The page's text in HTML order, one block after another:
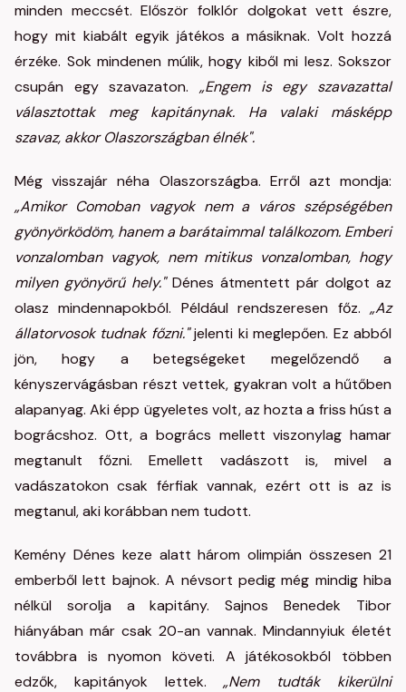
minden meccsét. Először folklór dolgokat vett észre,
hogy mit kiabált egyik játékos a másiknak. Volt hozzá
érzéke. Sok mindenen múlik, hogy kiből mi lesz. Sokszor
csupán egy szavazaton. „Engem is egy szavazattal
választottak meg kapitánynak. Ha valaki másképp
szavaz, akkor Olaszországban élnék".
Még visszajár néha Olaszországba. Erről azt mondja:
„Amikor Comoban vagyok nem a város szépségében
gyönyörködöm, hanem a barátaimmal találkozom. Emberi
vonzalomban vagyok, nem mitikus vonzalomban, hogy
milyen gyönyörű hely."Dénes átmentett pár dolgot az
olasz mindennapokból. Például rendszeresen főz. „Az
állatorvosok tudnak főzni."jelenti ki meglepően. Ez abból
jön, hogy a betegségeket megelőzendő a
kényszervágásban részt vettek, gyakran volt a hűtőben
alapanyag. Aki épp ügyeletes volt, az hozta a friss húst a
bográcshoz. Ott, a bogrács mellett viszonylag hamar
megtanult főzni. Emellett vadászott is, mivel a
vadászatokon csak férfiak vannak, ezért ott is az is
megtanul, aki korábban nem tudott.
Kemény Dénes keze alatt három olimpián összesen 21
emberből lett bajnok. A névsort pedig még mindig hiba
nélkül sorolja a kapitány. Sajnos Benedek Tibor
hiányában már csak 20-an vannak. Mindannyiuk életét
továbbra is nyomon követi. A játékosokból többen
edzők, kapitányok lettek.„Nem tudták kikerülni